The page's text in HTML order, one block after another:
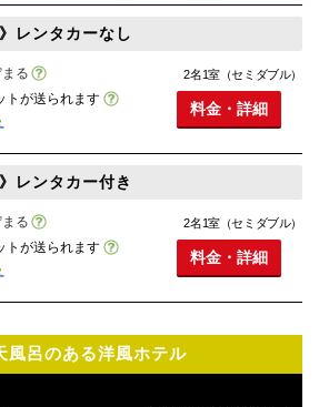
レンタカーなし
る
トが送られます
2名1室（セミダブル）
料金・詳細
レンタカー付き
る
トが送られます
2名1室（セミダブル）
料金・詳細
風呂のある洋風ホテル